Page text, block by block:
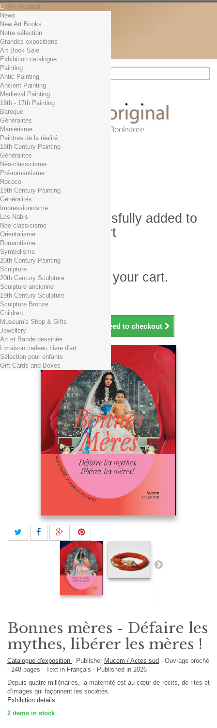
My Account
Contact
English
English
Français
News
Search
Online Art Bookstore
Cart (empty)
No products
Free shipping!
0,00 € Total
Check out
Product successfully added to
your shopping cart
Quantity
Total
There is 1 item in your cart.
Total products (tax incl.)
Total shipping TTC
Total (tax incl.)
Continue shopping Proceed to checkout
News
New Art Books
Notre sélection
Grandes expositions
Art Book Sale
Exhibition catalogue
Painting
Antic Painting
Ancient Painting
Medieval Painting
16th - 17th Painting
Baroque
Généralités
Maniérisme
Peintres de la réalité
18th Century Painting
Généralités
Néo-classicisme
Pré-romantisme
Rococo
19th Century Painting
Généralités
Impressionnisme
Les Nabis
Néo-classicisme
Orientalisme
Romantisme
Symbolisme
20th Century Painting
Sculpture
20th Century Sculpture
Sculpture ancienne
19th Century Sculpture
Sculpture Bronze
Children
Museum's Shop & Gifts
Jewellery
Art et Bande dessinée
Livraison cadeau Livre d'art
Sélection pour enfants
Gift Cards and Boxes
Bonnes mères - Défaire les
mythes, libérer les mères !
Catalogue d'exposition - Publisher Mucem / Actes sud - Ouvrage broché
- 248 pages - Text in Français - Published in 2026
Depuis quatre millénaires, la maternité est au cœur de récits, de rites et
d’images qui façonnent les sociétés.
Exhibition details
2 items in stock